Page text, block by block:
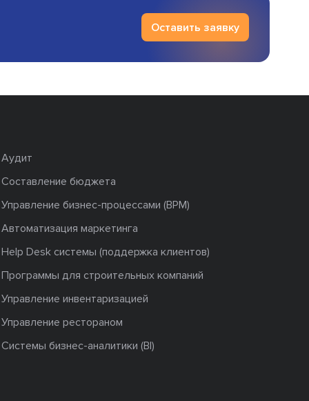
Оставить заявку
Аудит
Составление бюджета
Управление бизнес-процессами (BPM)
Автоматизация маркетинга
Help Desk системы (поддержка клиентов)
Программы для строительных компаний
Управление инвентаризацией
Управление рестораном
Системы бизнес-аналитики (BI)